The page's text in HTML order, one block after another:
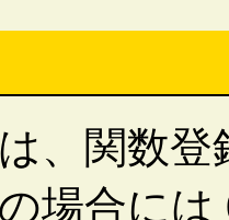
、関数
場合に